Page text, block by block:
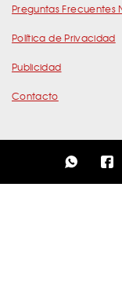
Preguntas Frecuentes
Política de Privacidad
Publicidad
Contacto